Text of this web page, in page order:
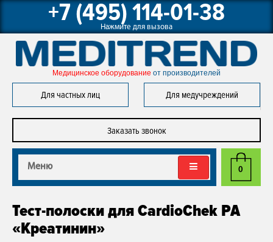
Медицинское оборудование от производителей
Для медучреждений
Для частных лиц
+7 (495) 114-01-38
Нажмите для вызова
Заказать звонок
Меню 0
Тест-полоски для CardioChek PA
«Креатинин»